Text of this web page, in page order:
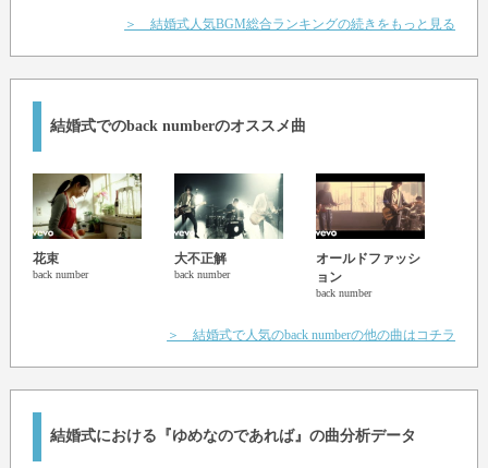
＞ 結婚式人気BGM総合ランキングの続きをもっと見る
結婚式でのback numberのオススメ曲
花束
back number
大不正解
back number
オールドファッシ
ョン
back number
＞ 結婚式で人気のback numberの他の曲はコチラ
結婚式における『ゆめなのであれば』の曲分析データ